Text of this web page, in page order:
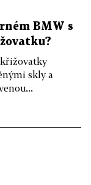
BMW s
křižovatky
skly a